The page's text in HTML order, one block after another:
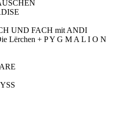
UND FACH mit ANDI
Lërchen + P Y G M A L I O N